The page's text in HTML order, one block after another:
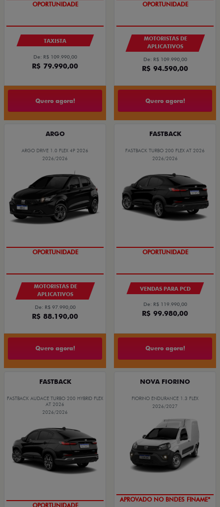
OPORTUNIDADE
TAXISTA
De: R$ 109.990,00
R$ 79.990,00
Quero agora!
OPORTUNIDADE
MOTORISTAS DE
APLICATIVOS
De: R$ 109.990,00
R$ 94.590,00
Quero agora!
ARGO
ARGO DRIVE 1.0 FLEX 4P 2026
2026/2026
OPORTUNIDADE
MOTORISTAS DE
APLICATIVOS
De: R$ 97.990,00
R$ 88.190,00
Quero agora!
FASTBACK
FASTBACK TURBO 200 FLEX AT 2026
2026/2026
OPORTUNIDADE
VENDAS PARA PCD
De: R$ 119.990,00
R$ 99.980,00
Quero agora!
FASTBACK
FASTBACK AUDACE TURBO 200 HYBRID FLEX
AT 2026
2026/2026
OPORTUNIDADE
NOVA FIORINO
FIORINO ENDURANCE 1.3 FLEX
2026/2027
APROVADO NO BNDES FINAME*